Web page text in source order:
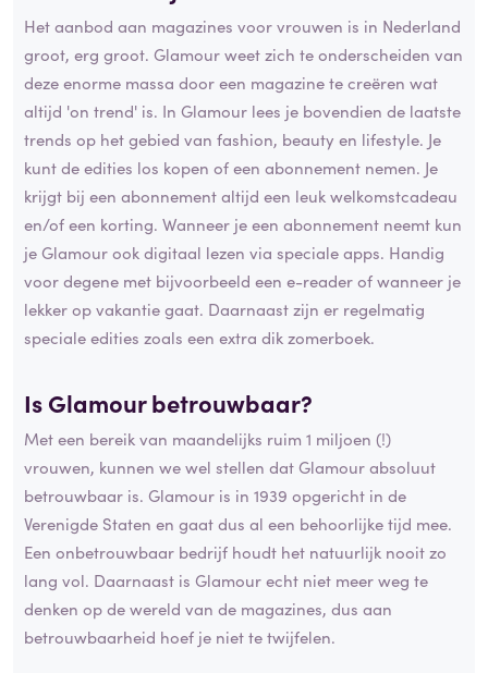
Het aanbod aan magazines voor vrouwen is in Nederland
groot, erg groot. Glamour weet zich te onderscheiden van
deze enorme massa door een magazine te creëren wat
altijd 'on trend' is. In Glamour lees je bovendien de laatste
trends op het gebied van fashion, beauty en lifestyle. Je
kunt de edities los kopen of een abonnement nemen. Je
krijgt bij een abonnement altijd een leuk welkomstcadeau
en/of een korting. Wanneer je een abonnement neemt kun
je Glamour ook digitaal lezen via speciale apps. Handig
voor degene met bijvoorbeeld een e-reader of wanneer je
lekker op vakantie gaat. Daarnaast zijn er regelmatig
speciale edities zoals een extra dik zomerboek.
Is Glamour betrouwbaar?
Met een bereik van maandelijks ruim 1 miljoen (!)
vrouwen, kunnen we wel stellen dat Glamour absoluut
betrouwbaar is. Glamour is in 1939 opgericht in de
Verenigde Staten en gaat dus al een behoorlijke tijd mee.
Een onbetrouwbaar bedrijf houdt het natuurlijk nooit zo
lang vol. Daarnaast is Glamour echt niet meer weg te
denken op de wereld van de magazines, dus aan
betrouwbaarheid hoef je niet te twijfelen.